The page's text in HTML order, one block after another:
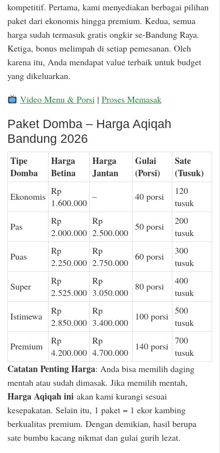
kompetitif. Pertama, kami menyediakan berbagai pilihan
paket dari ekonomis hingga premium. Kedua, semua
harga sudah termasuk gratis ongkir se-Bandung Raya.
Ketiga, bonus melimpah di setiap pemesanan. Oleh
karena itu, Anda mendapat value terbaik untuk budget
yang dikeluarkan.
Video Menu & Porsi| Proses Memasak
Paket Domba – Harga Aqiqah
Bandung 2026
Tipe
Domba
Harga
Betina
Harga
Jantan
Gulai
(Porsi)
Sate
(Tusuk)
Ekonomis Rp
1.600.000
– 40 porsi
120
tusuk
Pas
Rp
2.000.000
Rp
2.500.000
50 porsi
200
tusuk
Puas
Rp
2.250.000
Rp
2.750.000
60 porsi
300
tusuk
Super
Rp
2.525.000
Rp
3.050.000
80 porsi
400
tusuk
Istimewa
Rp
2.850.000
Rp
3.400.000
100 porsi 500
tusuk
Premium
Rp
4.200.000
Rp
4.700.000
140 porsi 700
tusuk
Catatan Penting Harga: Anda bisa memilih daging
mentah atau sudah dimasak. Jika memilih mentah,
Harga Aqiqah ini akan kami kurangi sesuai
kesepakatan. Selain itu, 1 paket = 1 ekor kambing
berkualitas premium. Dengan demikian, hasil berupa
sate bumbu kacang nikmat dan gulai gurih lezat.